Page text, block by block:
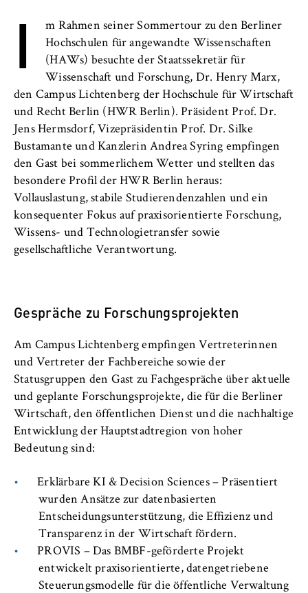
n
B
e
r
l
i
n
S
c
h
o
o
l
o
c
n
o
m
i
c
s
a
d
L
a
w
Veranstaltungen
Personen und Kontakte
Formulare
FB 2 Duales Studium
FB 3 Allgemeine Verwaltung
FB 4 Rechtspflege
FB 5 Polizei und
Berlin Professional School
Internationales
Organisation der Hochschule
Serviceeinrichtungen
Stellenangebote
I
m Rahmen seiner Sommertour zu den Berliner
Hochschulen für angewandte Wissenschaften
(HAWs) besuchte der Staatssekretär für
Wissenschaft und Forschung, Dr. Henry Marx,
den Campus Lichtenberg der Hochschule für Wirtschaft
und Recht Berlin (HWR Berlin). Präsident Prof. Dr.
Jens Hermsdorf, Vizepräsidentin Prof. Dr. Silke
Bustamante und Kanzlerin Andrea Syring empfingen
den Gast bei sommerlichem Wetter und stellten das
besondere Profil der HWR Berlin heraus:
Vollauslastung, stabile Studierendenzahlen und ein
konsequenter Fokus auf praxisorientierte Forschung,
Wissens- und Technologietransfer sowie
gesellschaftliche Verantwortung.
Gespräche zu Forschungsprojekten
Am Campus Lichtenberg empfingen Vertreterinnen
und Vertreter der Fachbereiche sowie der
Statusgruppen den Gast zu Fachgespräche über aktuelle
und geplante Forschungsprojekte, die für die Berliner
Wirtschaft, den öffentlichen Dienst und die nachhaltige
Entwicklung der Hauptstadtregion von hoher
Bedeutung sind:
Erklärbare KI & Decision Sciences – Präsentiert
wurden Ansätze zur datenbasierten
Entscheidungsunterstützung, die Effizienz und
Transparenz in der Wirtschaft fördern.
PROVIS – Das BMBF-geförderte Projekt
entwickelt praxisorientierte, datengetriebene
Steuerungsmodelle für die öffentliche Verwaltung
Anbieter:
Betreiber dieser Website
Zweck:
Speichert den Zustimmungsstatus des
Benutzers für Cookies auf der aktuellen
Domäne. Dadurch wird verhindert, dass das
Cookie-Banner bei jedem erneuten Aufruf
der Website wiederholt angezeigt wird.
Cookie Laufzeit:
1 Jahr
TYPO3 Frontend Nutzer
Anbieter:
Betreiber dieser Website
Zweck:
Dient der Identifizierung der
Browsersitzung für eingeloggte Frontend-
Benutzer (z. B. im geschützten
Mitgliederbereich). Er speichert die
Session-ID und sorgt dafür, dass der Nutzer
während des Besuchs eingeloggt bleibt.
Für die Dauer der Browsersitzung
MARKETING
Youtube